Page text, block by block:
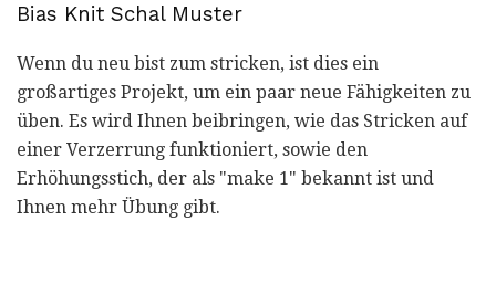
Bias Knit Schal Muster
Wenn du neu bist zum stricken, ist dies ein
großartiges Projekt, um ein paar neue Fähigkeiten zu
üben. Es wird Ihnen beibringen, wie das Stricken auf
einer Verzerrung funktioniert, sowie den
Erhöhungsstich, der als "make 1" bekannt ist und
Ihnen mehr Übung gibt.